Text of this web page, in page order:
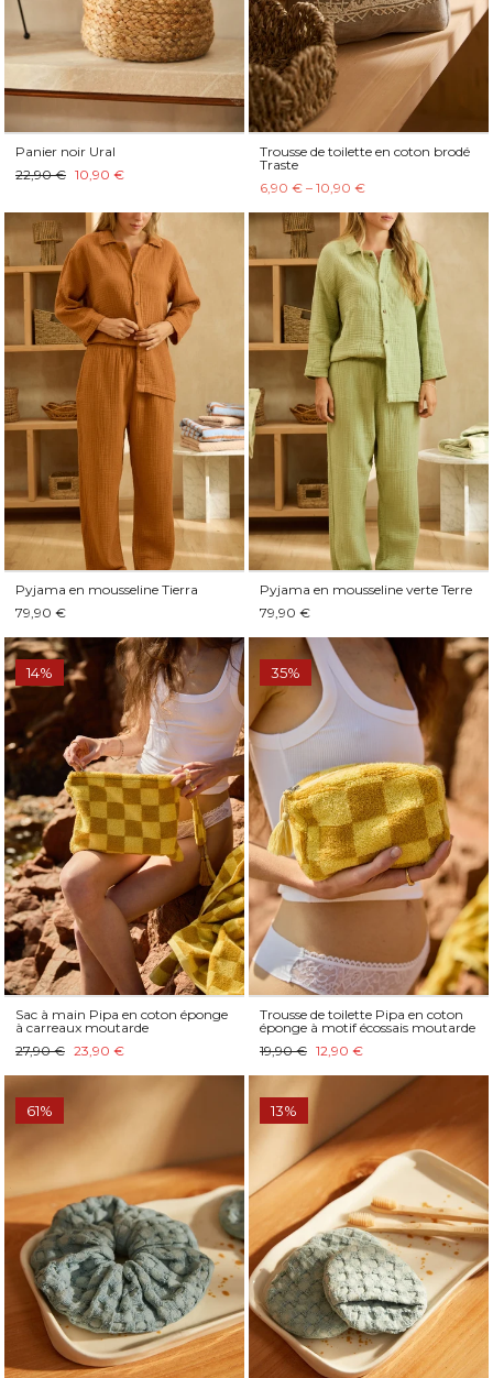
Panier noir Ural
22,90 € 10,90 €
Trousse de toilette en coton brodé
Traste
6,90 € – 10,90 €
Pyjama en mousseline Tierra
79,90 €
Pyjama en mousseline verte Terre
79,90 €
14%
Sac à main Pipa en coton éponge
à carreaux moutarde
27,90 € 23,90 €
35%
Trousse de toilette Pipa en coton
éponge à motif écossais moutarde
19,90 € 12,90 €
61% 13%